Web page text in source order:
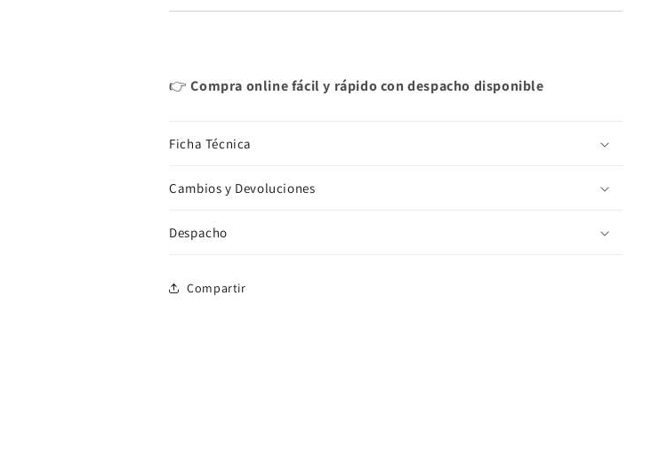
👉Compra online fácil y rápido con despacho disponible
Ficha Técnica
Cambios y Devoluciones
Despacho
Compartir